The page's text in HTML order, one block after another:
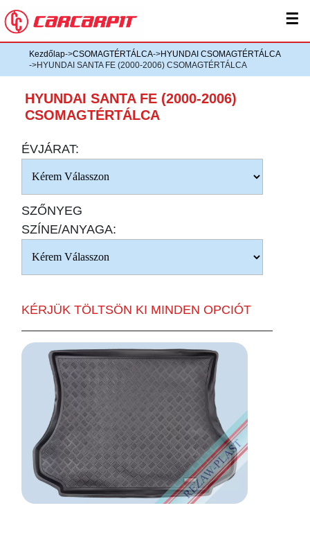
☰
Kezdőlap->CSOMAGTÉRTÁLCA->HYUNDAI CSOMAGTÉRTÁLCA
->HYUNDAI SANTA FE (2000-2006) CSOMAGTÉRTÁLCA
HYUNDAI SANTA FE (2000-2006)
CSOMAGTÉRTÁLCA
ÉVJÁRAT:
SZŐNYEG
SZÍNE/ANYAGA:
KÉRJÜK TÖLTSÖN KI MINDEN OPCIÓT